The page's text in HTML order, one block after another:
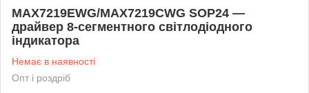
MAX7219EWG/MAX7219CWG SOP24 —
драйвер 8-сегментного світлодіодного
індикатора
Немає в наявності
Опт і роздріб